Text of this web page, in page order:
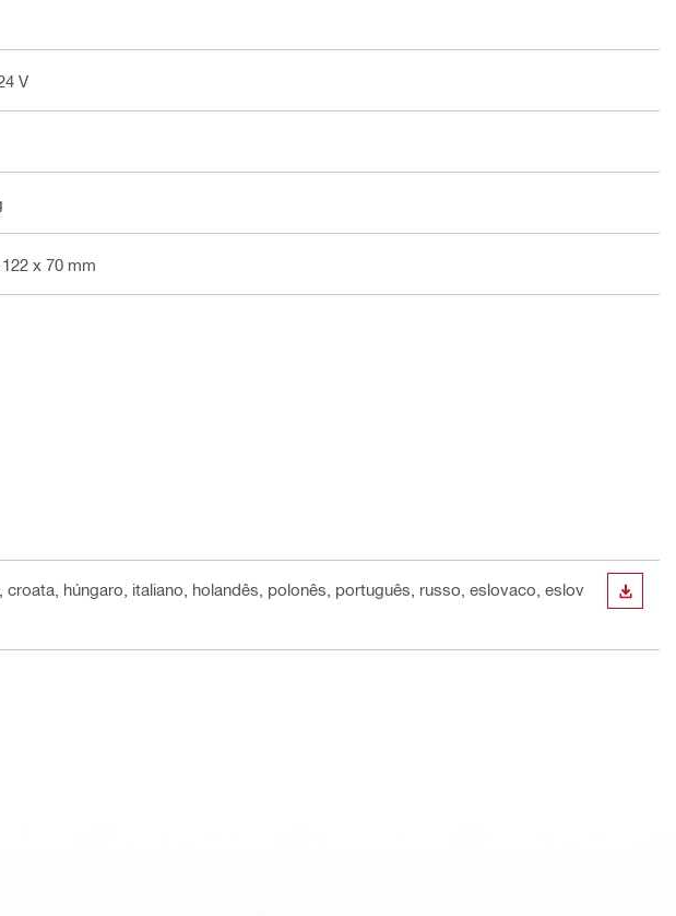
V
x 70 mm
croata, húngaro, italiano, holandês, polonês, português, russo, eslovaco, eslov